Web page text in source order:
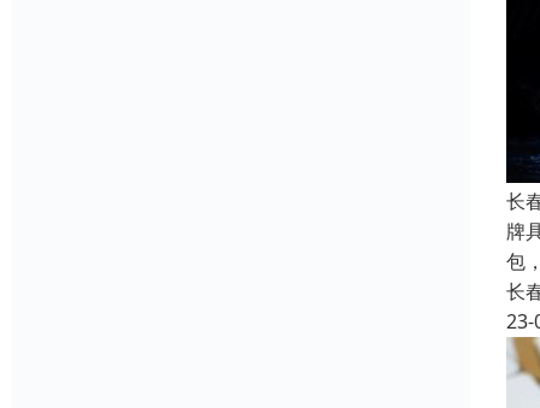
长
牌
包
长
23-